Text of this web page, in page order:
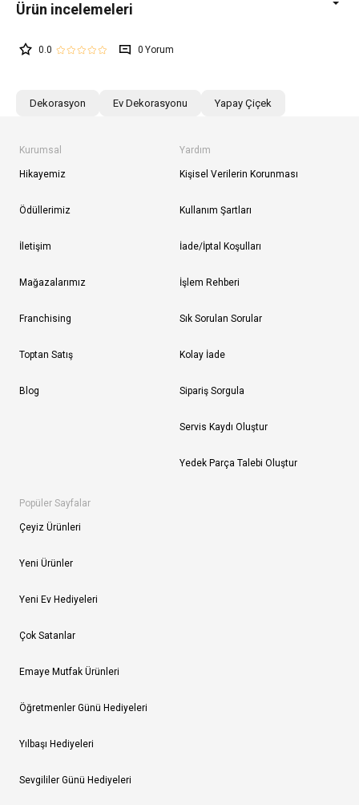
0.0 0
Dekorasyon Ev Dekorasyonu Yapay Çiçek
Kurumsal
Hikayemiz
Ödüllerimiz
İletişim
Mağazalarımız
Franchising
Toptan Satış
Blog
Yardım
Kişisel Verilerin Korunması
Kullanım Şartları
İade/İptal Koşulları
İşlem Rehberi
Sık Sorulan Sorular
Kolay İade
Sipariş Sorgula
Servis Kaydı Oluştur
Yedek Parça Talebi Oluştur
Popüler Sayfalar
Çeyiz Ürünleri
Yeni Ürünler
Yeni Ev Hediyeleri
Çok Satanlar
Emaye Mutfak Ürünleri
Öğretmenler Günü Hediyeleri
Yılbaşı Hediyeleri
Sevgililer Günü Hediyeleri